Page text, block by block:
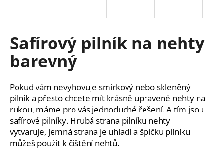
Safírový pilník na nehty
barevný
Pokud vám nevyhovuje smirkový nebo skleněný
pilník a přesto chcete mít krásně upravené nehty na
rukou, máme pro vás jednoduché řešení. A tím jsou
safírové pilníky. Hrubá strana pilníku nehty
vytvaruje, jemná strana je uhladí a špičku pilníku
můžeš použít k čištění nehtů.
í
t
?
HLEDAT